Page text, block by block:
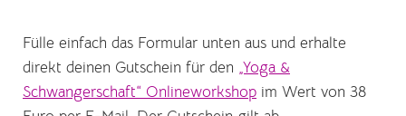
Fülle einfach das Formular unten aus und erhalte
direkt deinen Gutschein für den „Yoga &
Schwangerschaft“ Onlineworkshop im Wert von 38